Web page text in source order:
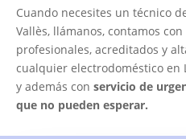
Cuando necesites un técnico
Vallès, llámanos, contamos
profesionales, acreditados y
cualquier electrodoméstico en
y además con servicio de
que no pueden esperar.